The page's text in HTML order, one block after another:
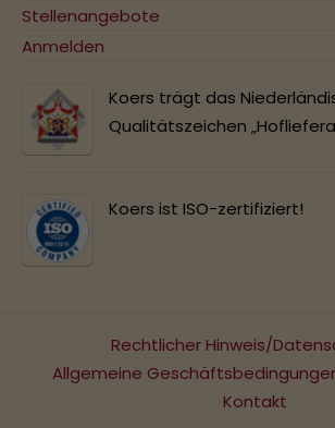
Stellenangebote
Anmelden
Koers trägt das
Qualitätszeichen
Koers ist ISO-zertifiziert!
Rechtlicher Hinweis/
Allgemeine
Kontakt